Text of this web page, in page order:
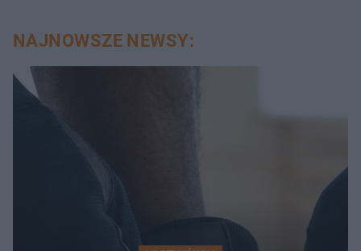
NAJNOWSZE NEWSY: